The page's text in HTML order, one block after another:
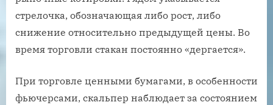
стрелочка, обозначающая либо рост, либо
снижение относительно предыдущей цены. Во
время торговли стакан постоянно «дергается».
При торговле ценными бумагами, в особенности
фьючерсами, скальпер наблюдает за состоянием